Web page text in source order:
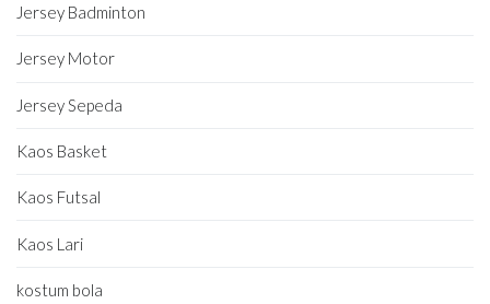
Jersey Badminton
Jersey Motor
Jersey Sepeda
Kaos Basket
Kaos Futsal
Kaos Lari
kostum bola